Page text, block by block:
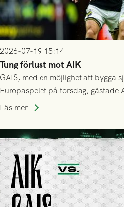
2026-07-19 15:14
Tung förlust mot AIK
GAIS, med en möjlighet att bygga
Europaspelet på torsdag, gästade
Stockholm . Men trots konstant
lyckades få in 2-0.
Läs mer